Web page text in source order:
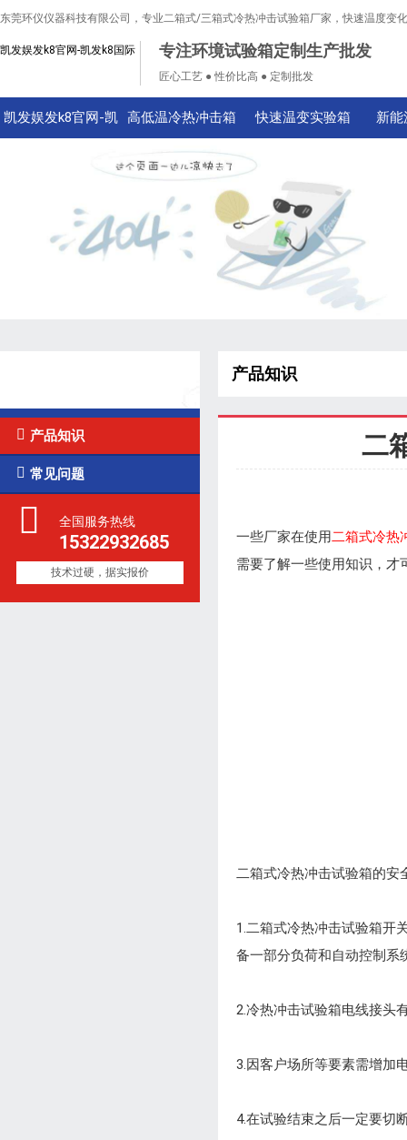
东莞环仪仪器科技有限公司，专业二箱式/三箱式冷热冲击试验箱厂家，快速温度变
凯发娱发k8官网-凯发k8国际 专注环境试验箱定制生产批发
匠心工艺 ● 性价比高 ● 定制批发
凯发娱发k8官网-凯 高低温冷热冲击箱 快速温变实验箱 新
 产品知识
 常见问题
全国服务热线
15322932685
技术过硬，据实报价
产品知识
二
一些厂家在使用二箱式冷热
需要了解一些使用知识，才
二箱式冷热冲击试验箱的安
1.二箱式冷热冲击试验箱开
备一部分负荷和自动控制系
2.冷热冲击试验箱电线接头
3.因客户场所等要素需增加
4.在试验结束之后一定要切